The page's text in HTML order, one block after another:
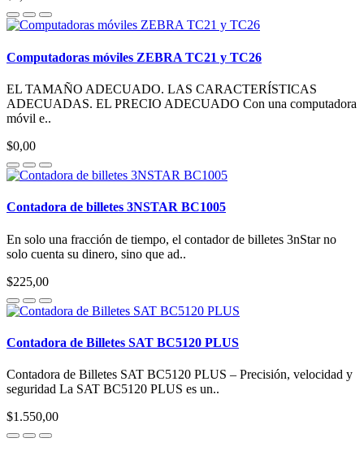
Computadoras móviles ZEBRA TC21 y TC26
EL TAMAÑO ADECUADO. LAS CARACTERÍSTICAS
ADECUADAS. EL PRECIO ADECUADO Con una computadora
móvil e..
$0,00
Contadora de billetes 3NSTAR BC1005
En solo una fracción de tiempo, el contador de billetes 3nStar no
solo cuenta su dinero, sino que ad..
$225,00
Contadora de Billetes SAT BC5120 PLUS
Contadora de Billetes SAT BC5120 PLUS – Precisión, velocidad y
seguridad La SAT BC5120 PLUS es un..
$1.550,00